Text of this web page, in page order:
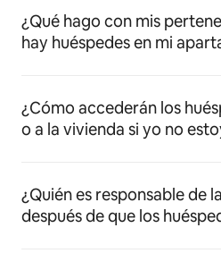
¿Qué hago con mis
hay huéspedes en mi
¿Cómo accederán los
o a la vivienda si yo no
¿Quién es responsable de
después de que los